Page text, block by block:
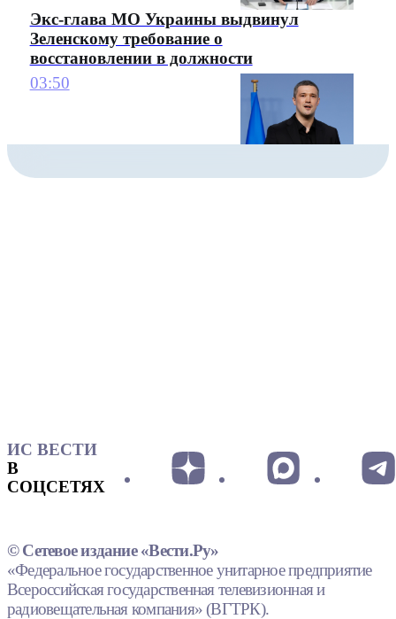
Экс-глава МО Украины выдвинул
Зеленскому требование о
восстановлении в должности
03:50
ИС ВЕСТИ
В
СОЦСЕТЯХ
© Сетевое издание «Вести.Ру»
«Федеральное государственное унитарное предприятие
Всероссийская государственная телевизионная и
радиовещательная компания» (ВГТРК).